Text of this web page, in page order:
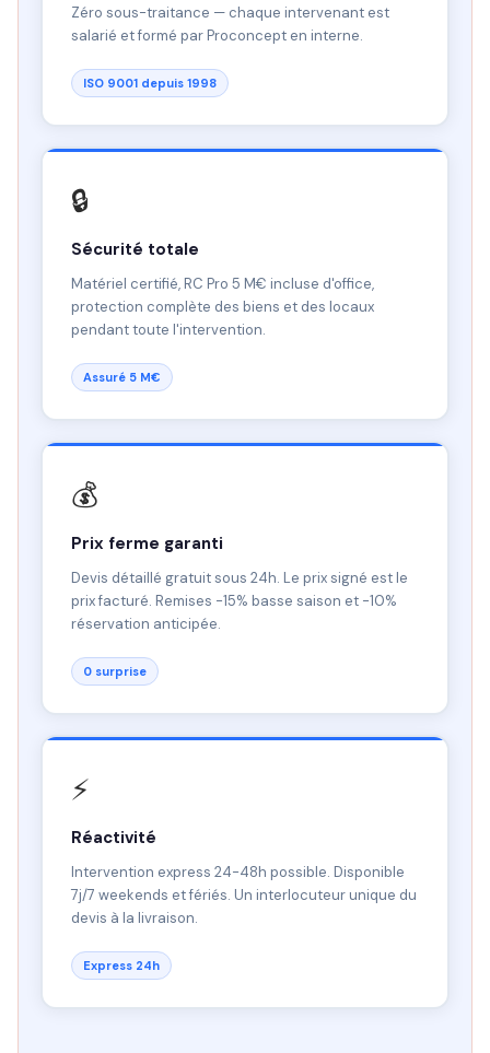
Zéro sous-traitance — chaque intervenant est
salarié et formé par Proconcept en interne.
ISO 9001 depuis 1998
🔒
Sécurité totale
Matériel certifié, RC Pro 5 M€ incluse d'office,
protection complète des biens et des locaux
pendant toute l'intervention.
Assuré 5 M€
💰
Prix ferme garanti
Devis détaillé gratuit sous 24h. Le prix signé est le
prix facturé. Remises -15% basse saison et -10%
réservation anticipée.
0 surprise
⚡
Réactivité
Intervention express 24-48h possible. Disponible
7j/7 weekends et fériés. Un interlocuteur unique du
devis à la livraison.
Express 24h